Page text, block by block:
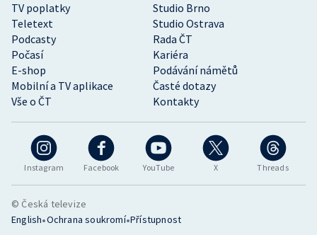
Instagram Facebook YouTube X Threads
TV poplatky
Studio Brno
Teletext
Studio Ostrava
Podcasty
Rada ČT
Počasí
Kariéra
E-shop
Podávání námětů
Mobilní a TV aplikace
Časté dotazy
Vše o ČT
Kontakty
© Česká televize
English•Ochrana soukromí•Přístupnost